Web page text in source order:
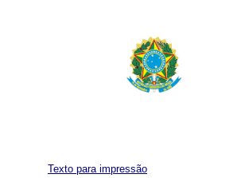
Texto para impressão